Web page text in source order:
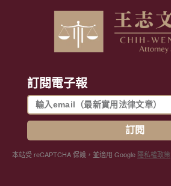
訂閱電子報
訂閱
本站受 reCAPTCHA 保護，並適用 Google 隱私權政策